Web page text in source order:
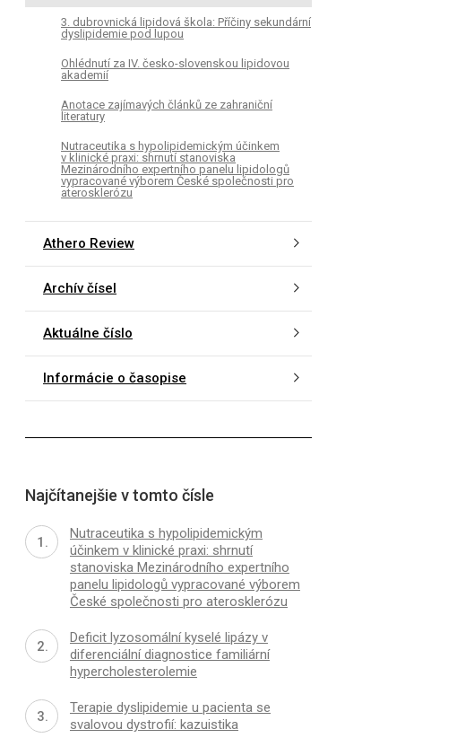
3. dubrovnická lipidová škola: Příčiny sekundární
dyslipidemie pod lupou
Ohlédnutí za IV. česko-slovenskou lipidovou
akademií
Anotace zajímavých článků ze zahraniční
literatury
Nutraceutika s hypolipidemickým účinkem
v klinické praxi: shrnutí stanoviska
Mezinárodního expertního panelu lipidologů
vypracované výborem České společnosti pro
aterosklerózu
Athero Review
Archív čísel
Aktuálne číslo
Informácie o časopise
Najčítanejšie v tomto čísle
Nutraceutika s hypolipidemickým
účinkem v klinické praxi: shrnutí
stanoviska Mezinárodního expertního
panelu lipidologů vypracované výborem
České společnosti pro aterosklerózu
Deficit lyzosomální kyselé lipázy v
diferenciální diagnostice familiární
hypercholesterolemie
Terapie dyslipidemie u pacienta se
svalovou dystrofií: kazuistika